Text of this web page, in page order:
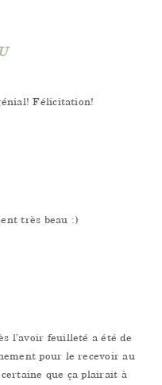
Félicitation!
très beau :)
l’avoir feuilleté a été de
pour le recevoir au
que ça plairait à